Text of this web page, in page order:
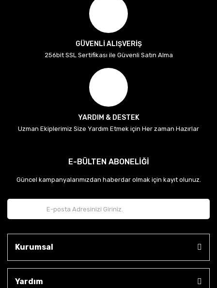
GÜVENLİ ALIŞVERİŞ
256bit SSL Sertifikası ile Güvenli Satın Alma
YARDIM & DESTEK
Uzman Ekiplerimiz Size Yardım Etmek için Her zaman Hazırlar
E-BÜLTEN ABONELİĞİ
Güncel kampanyalarımızdan haberdar olmak için kayıt olunuz.
Kurumsal
Yardım